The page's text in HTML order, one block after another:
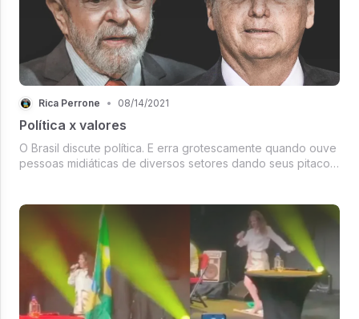
Rica Perrone • 08/14/2021
Política x valores
O Brasil discute política. E erra grotescamente quando ouve
pessoas midiáticas de diversos setores dando seus pitacos